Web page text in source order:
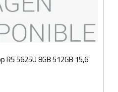
R5 5625U 8GB 512GB 15,6"